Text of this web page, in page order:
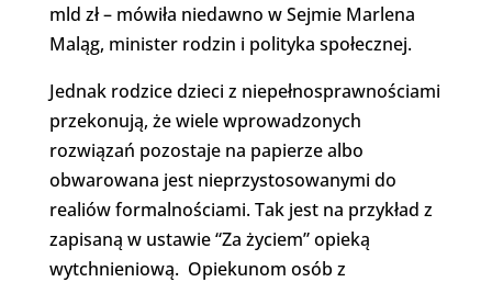
mld zł – mówiła niedawno w Sejmie Marlena
Maląg, minister rodzin i polityka społecznej.
Jednak rodzice dzieci z niepełnosprawnościami
przekonują, że wiele wprowadzonych
rozwiązań pozostaje na papierze albo
obwarowana jest nieprzystosowanymi do
realiów formalnościami. Tak jest na przykład z
zapisaną w ustawie “Za życiem” opieką
wytchnieniową. Opiekunom osób z